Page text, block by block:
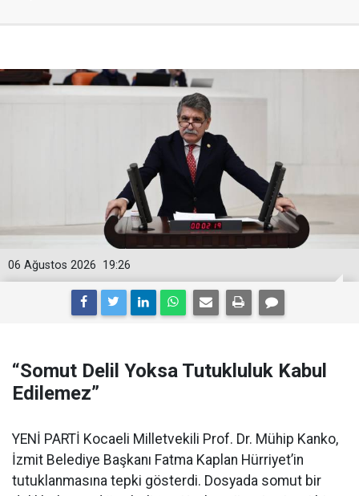
19:26
06 Ağustos 2026
“Somut Delil Yoksa Tutukluluk Kabul
Edilemez”
YENİ PARTİ Kocaeli Milletvekili Prof. Dr. Mühip Kanko,
İzmit Belediye Başkanı Fatma Kaplan Hürriyet’in
tutuklanmasına tepki gösterdi. Dosyada somut bir